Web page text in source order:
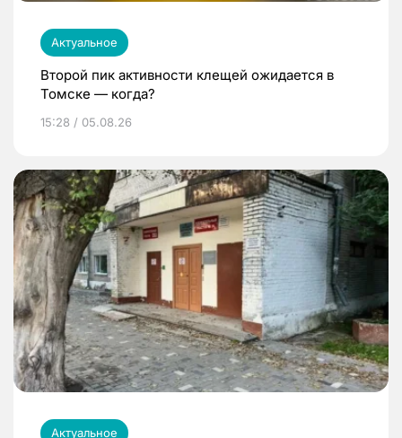
Актуальное
Второй пик активности клещей ожидается в
Томске — когда?
15:28 / 05.08.26
Актуальное